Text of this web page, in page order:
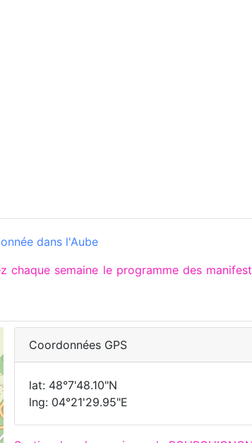
dans l'Aube
semaine le programme des
Coordonnées GPS
lat: 48°7'48.10"N
lng: 04°21'29.95"E